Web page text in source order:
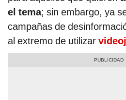
el tema; sin embargo, ya
campañas de
al extremo de utilizar